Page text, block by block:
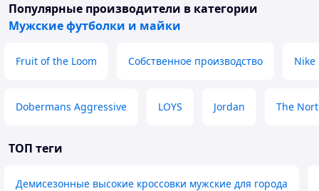
Популярные производители в категории
Мужские футболки и майки
Fruit of the Loom Собственное производство Nike
Dobermans Aggressive LOYS Jordan The
ТОП теги
Демисезонные высокие кроссовки мужские для города